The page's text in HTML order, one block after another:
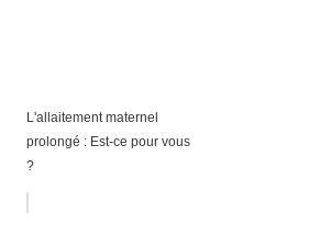
L'allaitement maternel
prolongé : Est-ce pour vous
?